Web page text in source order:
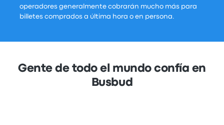
operadores generalmente cobrarán mucho más para
billetes comprados a última hora o en persona.
Gente de todo el mundo confía en
Busbud